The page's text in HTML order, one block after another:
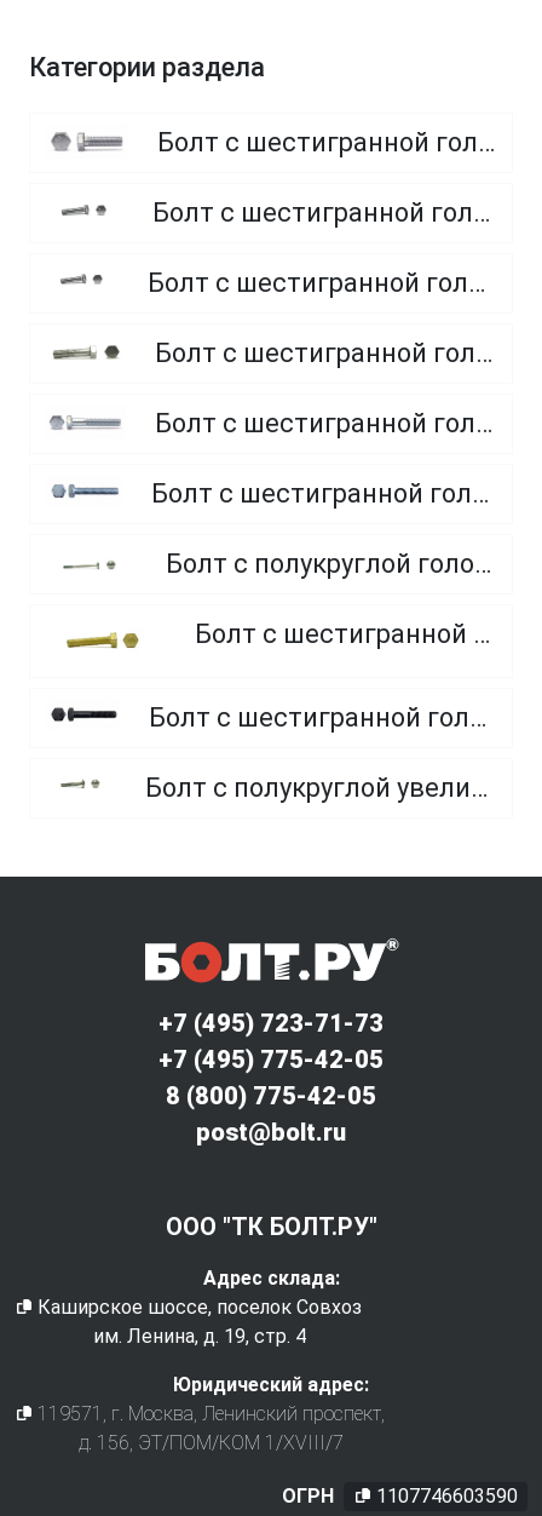
Категории раздела
Болт с шестигранной головкой, полная резьба, класс прочности 8.8
Болт с шестигранной головкой, полная резьба, класс прочности 4.8 и 5.8
Болт с шестигранной головкой, полная резьба, из нержавеющей стали A2 и A4
Болт с шестигранной головкой, неполная резьба, класс прочности 5.8
Болт с шестигранной головкой, неполная резьба, класс прочности 8.8
Болт с шестигранной головкой, полная резьба, класс прочности 10.9 и 12.9
Болт с полукруглой головкой и квадратным подголовником
Болт с шестигранной головкой, из латуни
Болт с шестигранной головкой, неполная резьба, класс прочности 10.9 и 12.9
Болт с полукруглой увеличенной головкой и усом класса точности C (мебельный)
+7 (495) 723-71-73
+7 (495) 775-42-05
8 (800) 775-42-05
post@bolt.ru
ООО "ТК БОЛТ.РУ"
Адрес склада:
Каширское шоссе, поселок Совхоз
им. Ленина, д. 19, стр. 4
Юридический адрес:
119571
, г. Москва Ленинский проспект,
д. 156, ЭТ/ПОМ/КОМ 1/XVIII/7
ОГРН
1107746603590